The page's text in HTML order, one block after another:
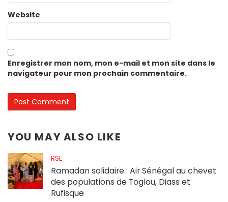
Website
Enregistrer mon nom, mon e-mail et mon site dans le
navigateur pour mon prochain commentaire.
YOU MAY ALSO LIKE
RSE
Ramadan solidaire : Air Sénégal au chevet
des populations de Toglou, Diass et
Rufisque